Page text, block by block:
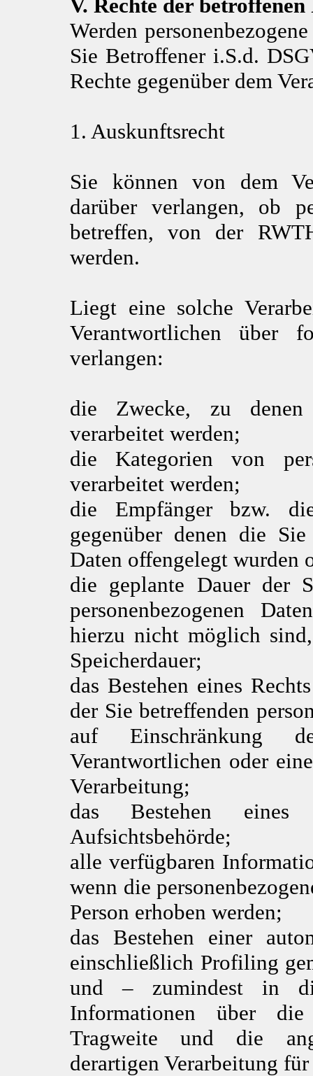
V. Rechte der betroffenen
Werden
Sie Betroffener i.S.d.
Rechte gegenüber dem
1. Auskunftsrecht
Sie können von dem
darüber verlangen, ob
betreffen, von der
werden.
Liegt eine solche
Verantwortlichen über
verlangen:
die Zwecke, zu denen
verarbeitet werden;
die Kategorien von
verarbeitet werden;
die Empfänger bzw.
gegenüber denen die Sie
Daten offengelegt wurden
die geplante Dauer der
personenbezogenen
hierzu nicht möglich
Speicherdauer;
das Bestehen eines
der Sie betreffenden
auf Einschränkung
Verantwortlichen oder
Verarbeitung;
das Bestehen eines
Aufsichtsbehörde;
alle verfügbaren
wenn die
Person erhoben werden;
das Bestehen einer
einschließlich Profiling
und – zumindest in
Informationen über
Tragweite und die
derartigen Verarbeitung